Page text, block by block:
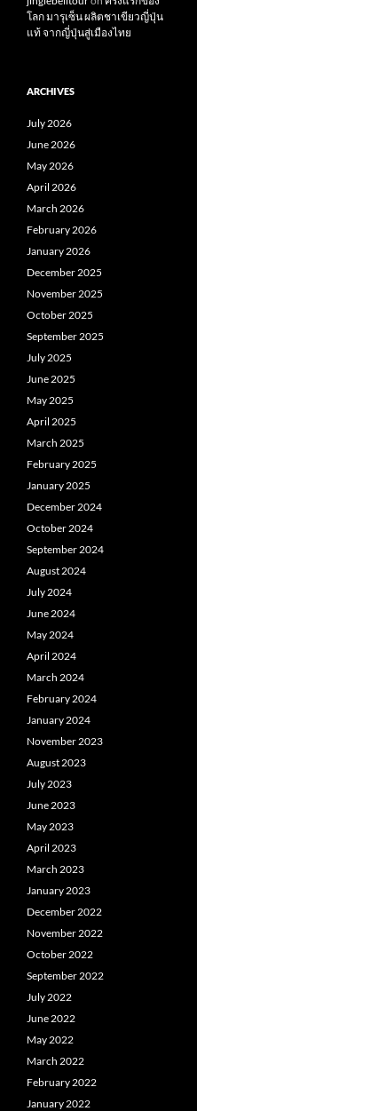
โลก มารุเซ็น ผลิตชาเขียวญี่ปุ่น
แท้ จากญี่ปุ่นสู่เมืองไทย
ARCHIVES
July 2026
June 2026
May 2026
April 2026
March 2026
February 2026
January 2026
December 2025
November 2025
October 2025
September 2025
July 2025
June 2025
May 2025
April 2025
March 2025
February 2025
January 2025
December 2024
October 2024
September 2024
August 2024
July 2024
June 2024
May 2024
April 2024
March 2024
February 2024
January 2024
November 2023
August 2023
July 2023
June 2023
May 2023
April 2023
March 2023
January 2023
December 2022
November 2022
October 2022
September 2022
July 2022
June 2022
May 2022
March 2022
February 2022
January 2022